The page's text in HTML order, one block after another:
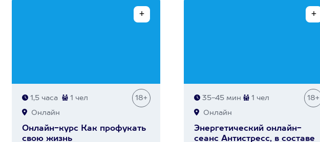
1,5 часа 1 чел 18+
Онлайн
Онлайн-курс Как профукать
свою жизнь
35-45 мин 1 чел 18+
Онлайн
Энергетический онлайн-
сеанс Антистресс, в составе